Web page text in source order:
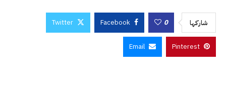
شاركها 0
Facebook
Twitter
Pinterest
Email